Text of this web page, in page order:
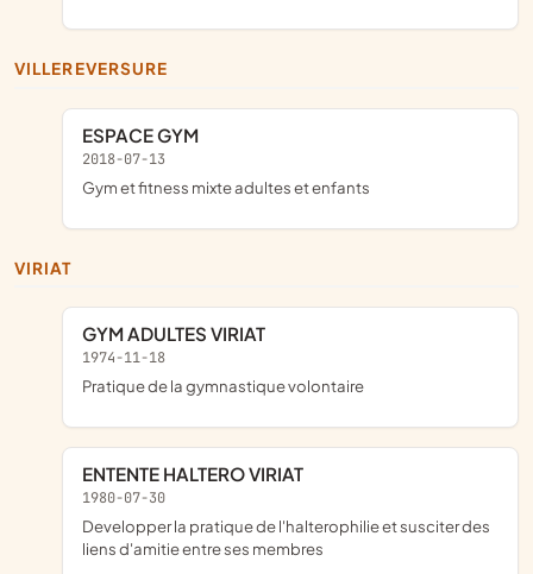
VILLEREVERSURE
ESPACE GYM
2018-07-13
gym et fitness mixte adultes et enfants
VIRIAT
GYM ADULTES VIRIAT
1974-11-18
pratique de la gymnastique volontaire
ENTENTE HALTERO VIRIAT
1980-07-30
developper la pratique de l'halterophilie et susciter des
liens d'amitie entre ses membres